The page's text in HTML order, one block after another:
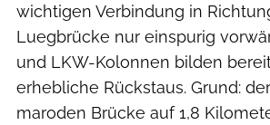
wichtigen Verbindung in
Luegbrücke nur einspurig
und LKW-Kolonnen bilden
erhebliche Rückstaus. Grund:
maroden Brücke auf 1,8